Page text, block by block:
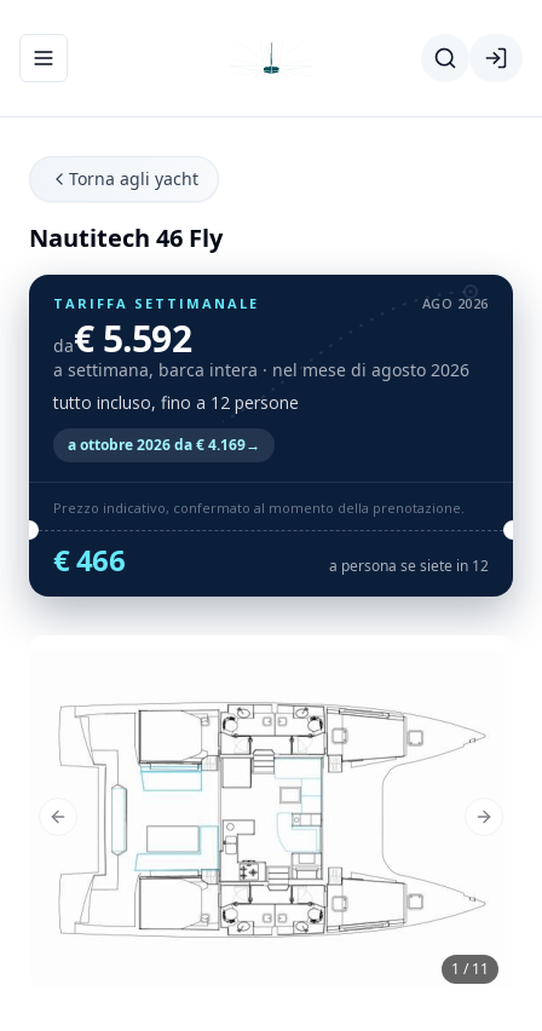
Apri/chiudi menu di navigazione
Torna agli yacht
Nautitech 46 Fly
TARIFFA SETTIMANALE AGO 2026
da€ 5.592
a settimana, barca intera · nel mese di agosto 2026
tutto incluso, fino a 12 persone
a ottobre 2026 da € 4.169→
Prezzo indicativo, confermato al momento della prenotazione.
€ 466 a persona se siete in 12
1 / 11
Previous Slide Next